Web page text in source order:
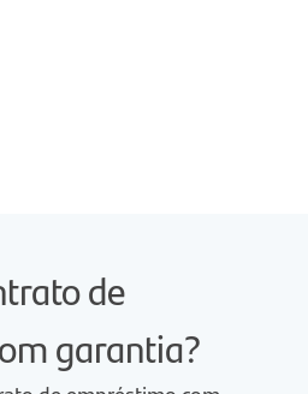
de
garantia?